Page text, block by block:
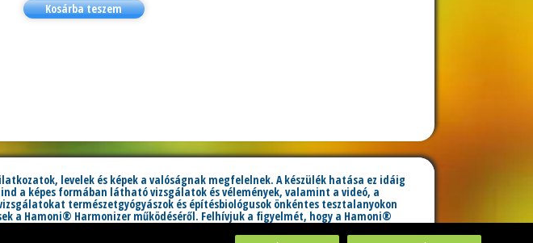
Kosárba teszem
levelek és képek a valóságnak megfelelnek. A készülék hatása ez idáig
a képes formában látható vizsgálatok és vélemények, valamint a videó, a
természetgyógyászok és építésbiológusok önkéntes tesztalanyokon
a Hamoni® Harmonizer működéséről. Felhívjuk a figyelmét, hogy a Hamoni®